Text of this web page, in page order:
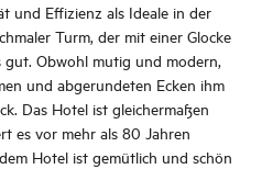
und Effizienz als Ideale in der
Turm, der mit einer Glocke
Obwohl mutig und modern,
und abgerundeten Ecken ihm
Das Hotel ist gleichermaßen
es vor mehr als 80 Jahren
Hotel ist gemütlich und schön